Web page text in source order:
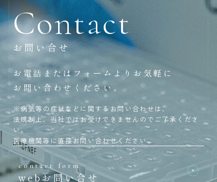
Contact
お問い合せ
お電話またはフォームよりお気軽に
お問い合わせください。
※病気等の症状などに関するお問い合わせは、
法規制上、当社ではお受けできませんのでご了承くださ
い。
医療機関等に直接お問い合わせください。
contact form
webお問い合せ